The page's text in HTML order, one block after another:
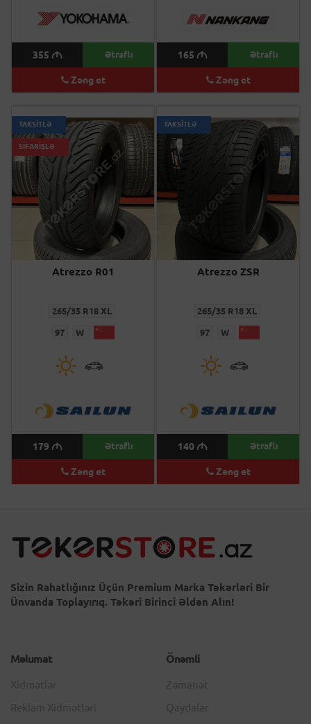
355 M Ətraflı
Zəng et
165 M Ətraflı
Zəng et
TAKSİTLƏ
SİFARİŞLƏ
Atrezzo R01
265/35 R18 XL
97 W
179 M Ətraflı
Zəng et
TAKSİTLƏ
Atrezzo ZSR
265/35 R18 XL
97 W
140 M Ətraflı
Zəng et
Sizin Rahatlığınız Üçün Premium Marka Təkərləri Bir
Ünvanda Toplayırıq. Təkəri Birinci Əldən Alın!
Məlumat Önəmli